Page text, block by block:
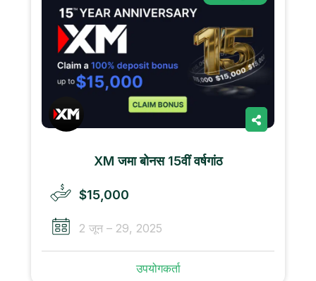
XM जमा बोनस 15वीं वर्षगांठ
$15,000
2 जून – 29, 2025
उपयोगकर्ता